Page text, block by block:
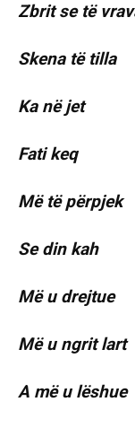
Zbrit se të
Skena të tilla
Ka në jet
Fati keq
Më të përpjek
Se din kah
Më u drejtue
Më u ngrit lart
A më u lëshue